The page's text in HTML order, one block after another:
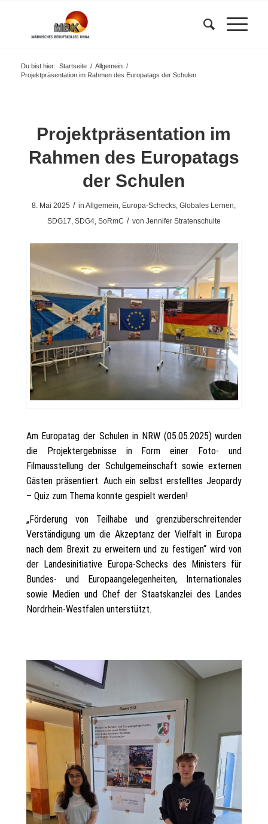
Du bist hier: Startseite / Allgemein /
Projektpräsentation im Rahmen des Europatags der Schulen
Projektpräsentation im
Rahmen des Europatags
der Schulen
8. Mai 2025 / inAllgemein, Europa-Schecks,Globales Lernen,
SDG17, SDG4, SoRmC / von Jennifer Stratenschulte
Am Europatag der Schulen in NRW (05.05.2025) wurden
die Projektergebnisse in Form einer Foto- und
Filmausstellung der Schulgemeinschaft sowie externen
Gästen präsentiert. Auch ein selbst erstelltes Jeopardy
– Quiz zum Thema konnte gespielt werden!
„Förderung von Teilhabe und grenzüberschreitender
Verständigung um die Akzeptanz der Vielfalt in Europa
nach dem Brexit zu erweitern und zu festigen“ wird von
der Landesinitiative Europa-Schecks des Ministers für
Bundes- und Europaangelegenheiten, Internationales
sowie Medien und Chef der Staatskanzlei des Landes
Nordrhein-Westfalen unterstützt.